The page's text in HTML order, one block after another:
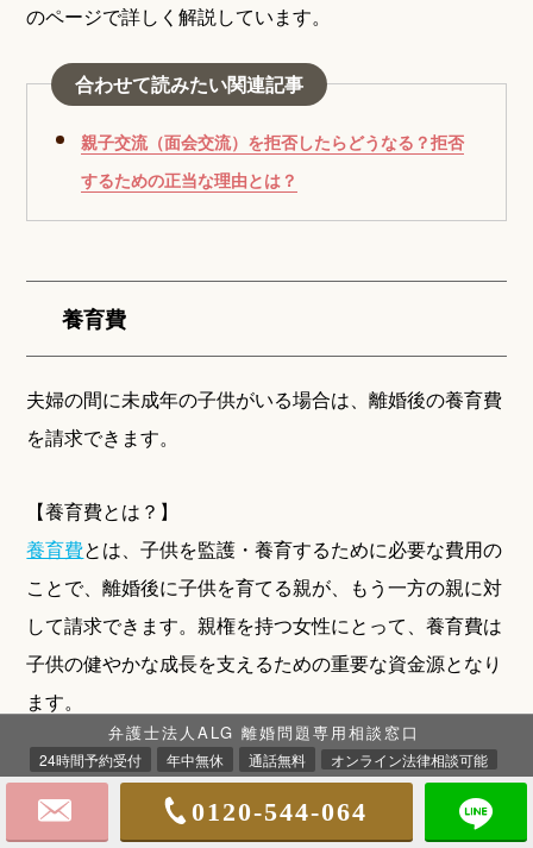
のページで詳しく解説しています。
合わせて読みたい関連記事
親子交流（面会交流）を拒否したらどうなる？拒否
するための正当な理由とは？
養育費
夫婦の間に未成年の子供がいる場合は、離婚後の養育費
を請求できます。
【養育費とは？】
養育費とは、子供を監護・養育するために必要な費用の
ことで、離婚後に子供を育てる親が、もう一方の親に対
して請求できます。親権を持つ女性にとって、養育費は
子供の健やかな成長を支えるための重要な資金源となり
ます。
養育費を取り決めたら、その内容を書面に残すことが重
要です。特に、「強制執行認諾文言付き公正証書」とし
弁護士法人ALG 離婚問題専用相談窓口
24時間予約受付 年中無休 通話無料 オンライン法律相談可能
0120-544-064